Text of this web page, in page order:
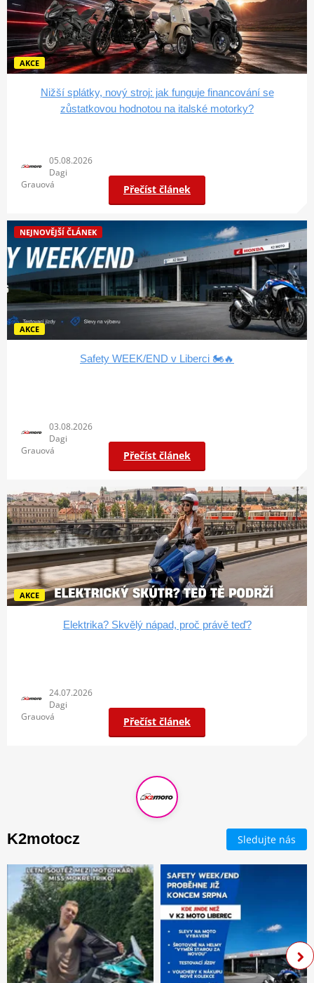
Nižší splátky, nový stroj: jak funguje financování se
zůstatkovou hodnotou na italské motorky?
AKCE
Přečíst článek
05.08.2026
Dagi
Grauová
Safety WEEK/END v Liberci 🏍️🔥
NEJNOVĚJŠÍ ČLÁNEK
AKCE
Přečíst článek
03.08.2026
Dagi
Grauová
Elektrika? Skvělý nápad, proč právě teď?
AKCE
Přečíst článek
24.07.2026
Dagi
Grauová
K2motocz Sledujte nás